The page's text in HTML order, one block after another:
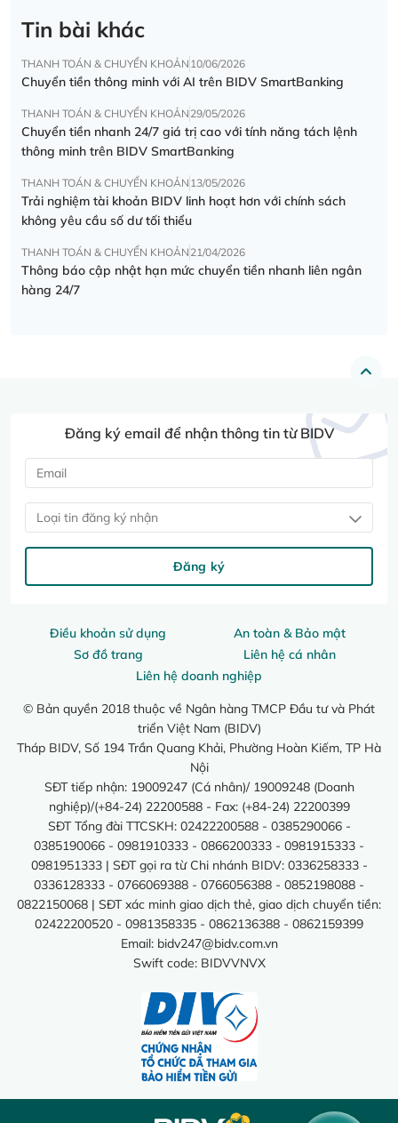
Tin bài khác
THANH TOÁN & CHUYỂN KHOẢN 10/06/2026
Chuyển tiền thông minh với AI trên BIDV SmartBanking
THANH TOÁN & CHUYỂN KHOẢN 29/05/2026
Chuyển tiền nhanh 24/7 giá trị cao với tính năng tách lệnh
thông minh trên BIDV SmartBanking
THANH TOÁN & CHUYỂN KHOẢN 13/05/2026
Trải nghiệm tài khoản BIDV linh hoạt hơn với chính sách
không yêu cầu số dư tối thiểu
THANH TOÁN & CHUYỂN KHOẢN 21/04/2026
Thông báo cập nhật hạn mức chuyển tiền nhanh liên ngân
hàng 24/7
Điều khoản sử dụng
An toàn & Bảo mật
Sơ đồ trang
Liên hệ cá nhân
Liên hệ doanh nghiệp
© Bản quyền 2018 thuộc về Ngân hàng TMCP Đầu tư và Phát
triển Việt Nam (BIDV)
Tháp BIDV, Số 194 Trần Quang Khải, Phường Hoàn Kiếm, TP Hà
Nội
SĐT tiếp nhận: 19009247 (Cá nhân)/ 19009248 (Doanh
nghiệp)/(+84-24) 22200588 - Fax: (+84-24) 22200399
SĐT Tổng đài TTCSKH: 02422200588 - 0385290066 -
0385190066 - 0981910333 - 0866200333 - 0981915333 -
0981951333 | SĐT gọi ra từ Chi nhánh BIDV: 0336258333 -
0336128333 - 0766069388 - 0766056388 - 0852198088 -
0822150068 | SĐT xác minh giao dịch thẻ, giao dịch chuyển tiền:
02422200520 - 0981358335 - 0862136388 - 0862159399
Email: bidv247@bidv.com.vn
Swift code: BIDVVNVX
Đăng ký email để nhận thông tin từ BIDV
Loại tin đăng ký nhận
Đăng ký